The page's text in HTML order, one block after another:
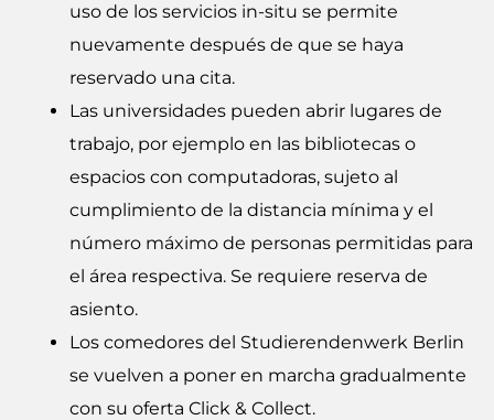
uso de los servicios in-situ se permite
nuevamente después de que se haya
reservado una cita.
Las universidades pueden abrir lugares de
trabajo, por ejemplo en las bibliotecas o
espacios con computadoras, sujeto al
cumplimiento de la distancia mínima y el
número máximo de personas permitidas para
el área respectiva. Se requiere reserva de
asiento.
Los comedores del Studierendenwerk Berlin
se vuelven a poner en marcha gradualmente
con su oferta Click & Collect.